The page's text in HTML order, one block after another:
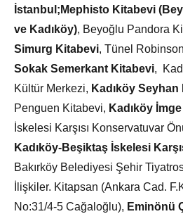
İstanbul; Mephisto Kitabevi
ve Kadıköy), Beyoğlu Pandora
Simurg Kitabevi, Tünel
Sokak Semerkant Kitabevi,
Kültür Merkezi, Kadıköy Seyhan
Penguen Kitabevi, Kadıköy
İskelesi Karşısı Konservatuvar
Kadıköy-Beşiktaş İskelesi
Bakırköy Belediyesi Şehir
İlişkiler. Kitapsan (Ankara Cad.
No:31/4-5 Cağaloğlu), Eminönü